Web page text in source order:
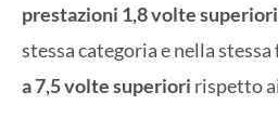
prestazioni 1,8 volte
stessa categoria e nella stessa
a 7,5 volte superiori rispetto